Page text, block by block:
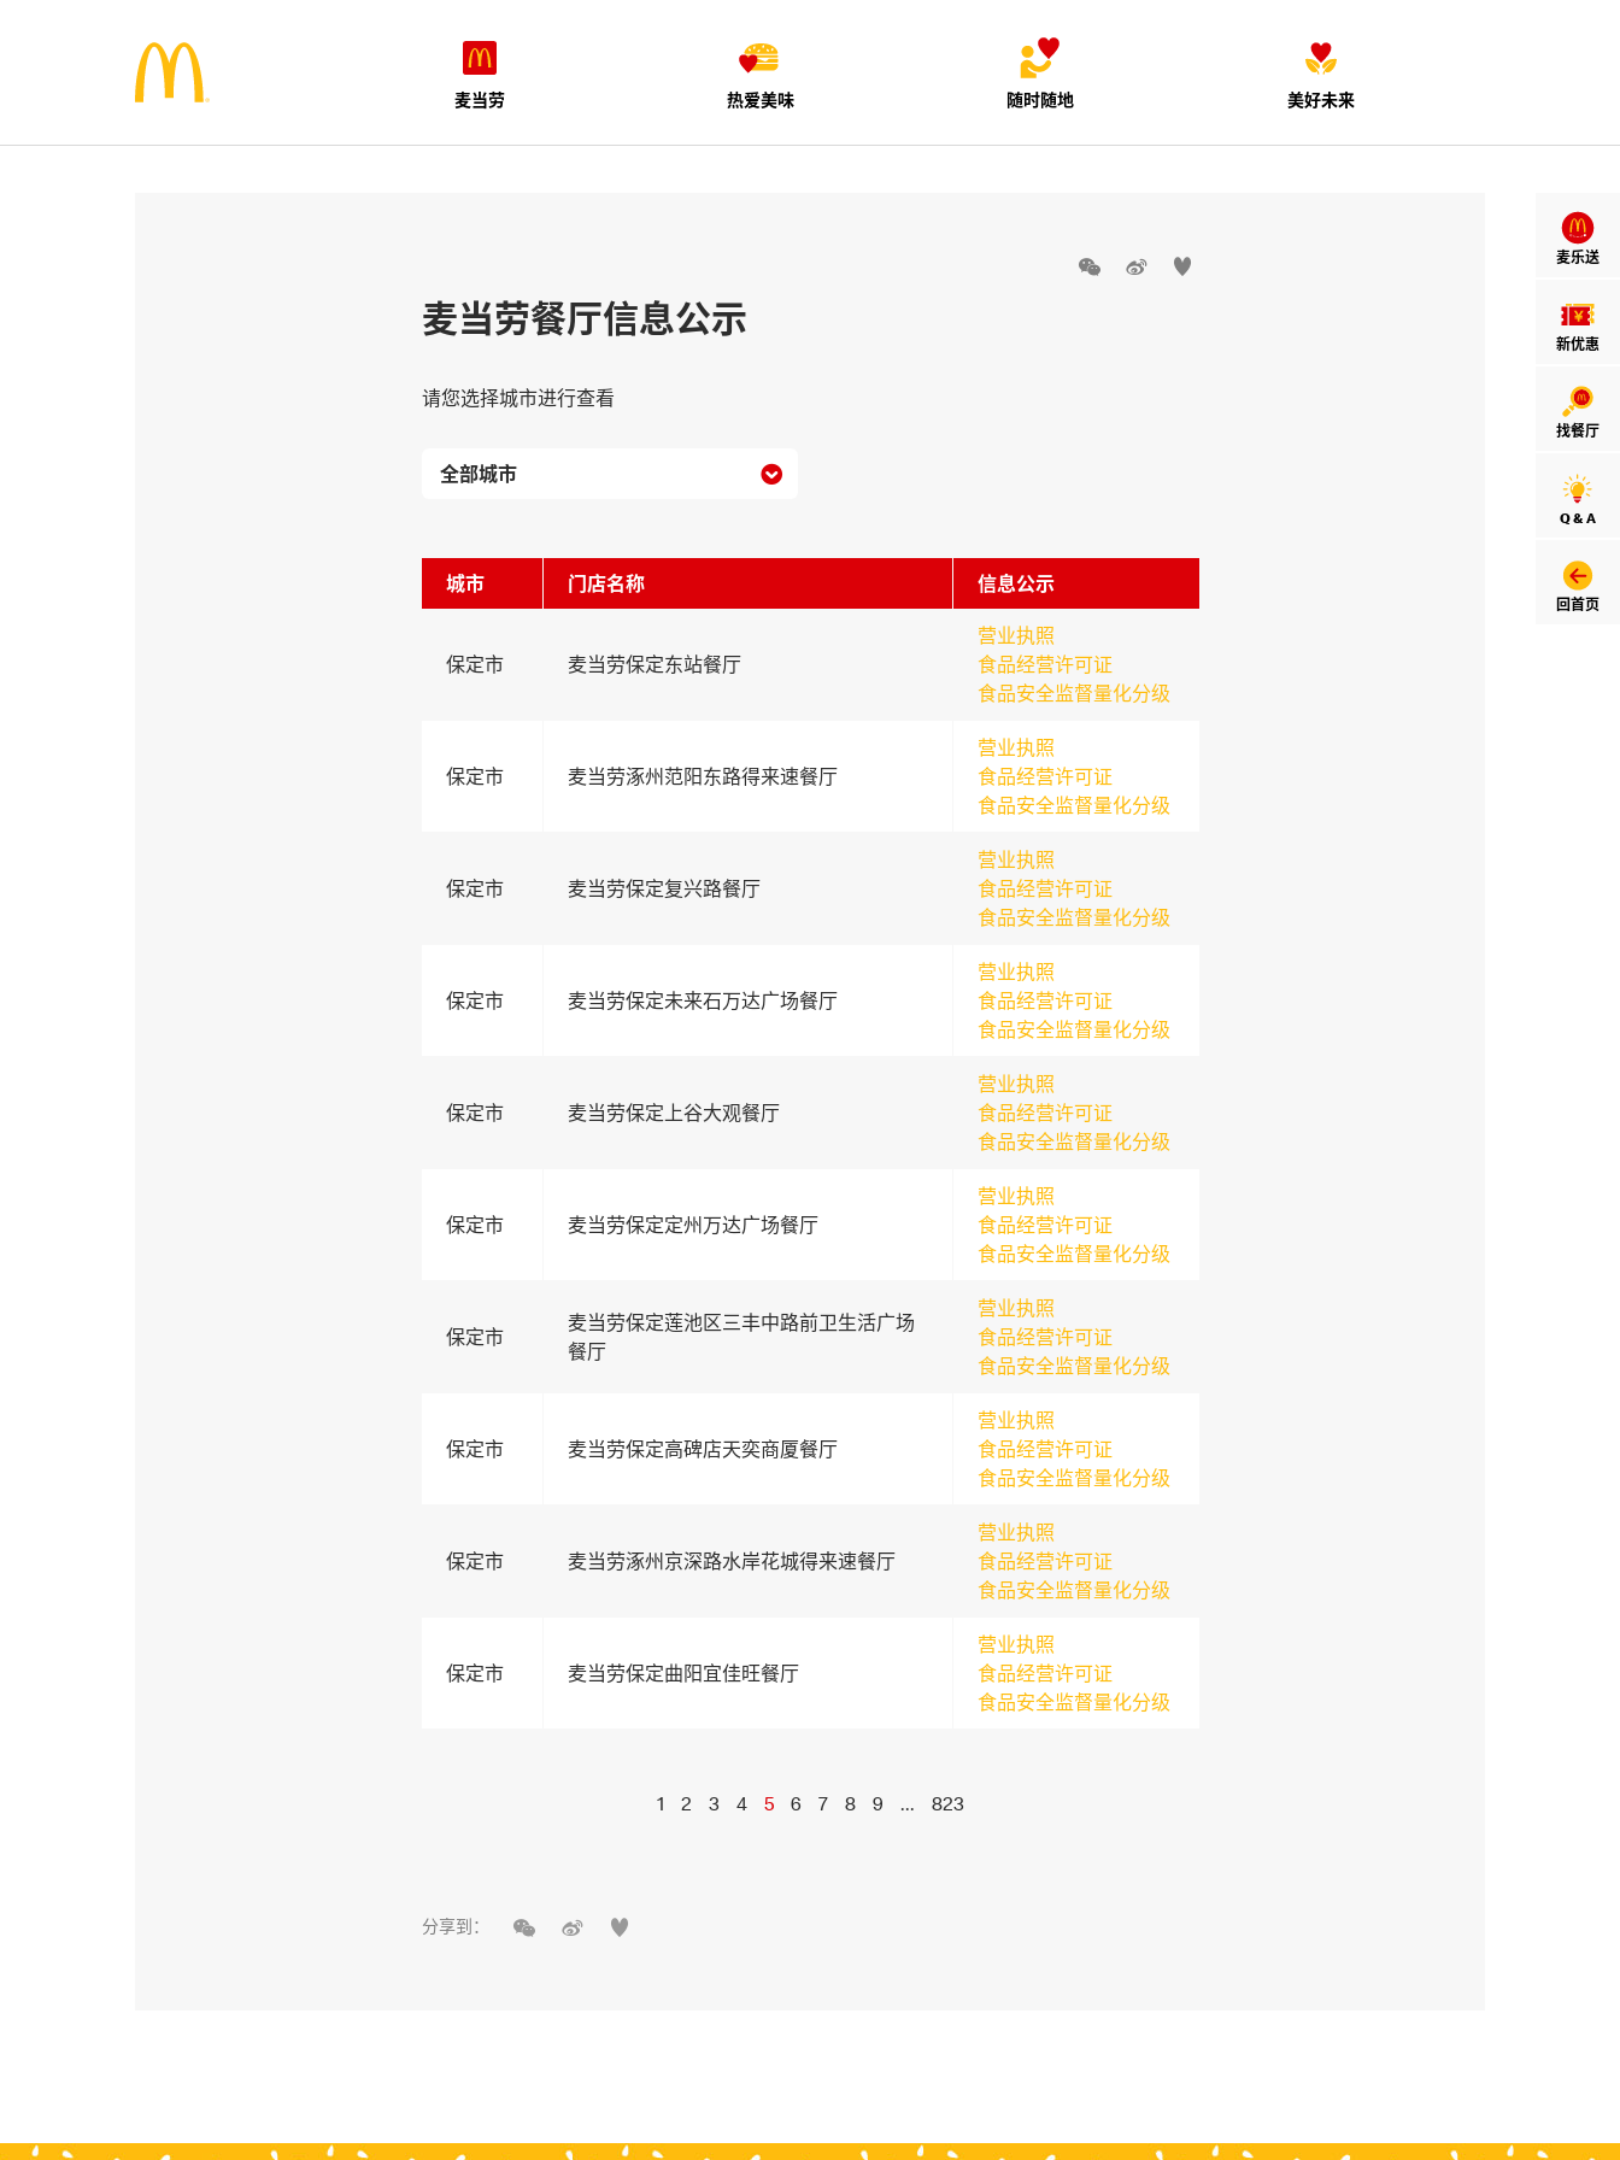
麦当劳 热爱美味 随时随地 美好未来
麦乐送
新优惠
找餐厅
Q & A
回首页
  
麦当劳餐厅信息公示
请您选择城市进行查看

城市 门店名称 信息公示
保定市 麦当劳保定东站餐厅
营业执照
食品经营许可证
食品安全监督量化分级
保定市 麦当劳涿州范阳东路得来速餐厅
营业执照
食品经营许可证
食品安全监督量化分级
保定市 麦当劳保定复兴路餐厅
营业执照
食品经营许可证
食品安全监督量化分级
保定市 麦当劳保定未来石万达广场餐厅
营业执照
食品经营许可证
食品安全监督量化分级
保定市 麦当劳保定上谷大观餐厅
营业执照
食品经营许可证
食品安全监督量化分级
保定市 麦当劳保定定州万达广场餐厅
营业执照
食品经营许可证
食品安全监督量化分级
保定市
麦当劳保定莲池区三丰中路前卫生活广场
餐厅
营业执照
食品经营许可证
食品安全监督量化分级
保定市 麦当劳保定高碑店天奕商厦餐厅
营业执照
食品经营许可证
食品安全监督量化分级
保定市 麦当劳涿州京深路水岸花城得来速餐厅
营业执照
食品经营许可证
食品安全监督量化分级
保定市 麦当劳保定曲阳宜佳旺餐厅
营业执照
食品经营许可证
食品安全监督量化分级
1 2 3 4 5 6 7 8 9 ... 823
分享到：   